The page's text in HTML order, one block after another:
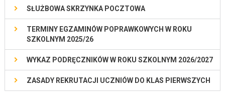
SŁUŻBOWA SKRZYNKA POCZTOWA
TERMINY EGZAMINÓW POPRAWKOWYCH W ROKU
SZKOLNYM 2025/26
WYKAZ PODRĘCZNIKÓW W ROKU SZKOLNYM 2026/2027
ZASADY REKRUTACJI UCZNIÓW DO KLAS PIERWSZYCH